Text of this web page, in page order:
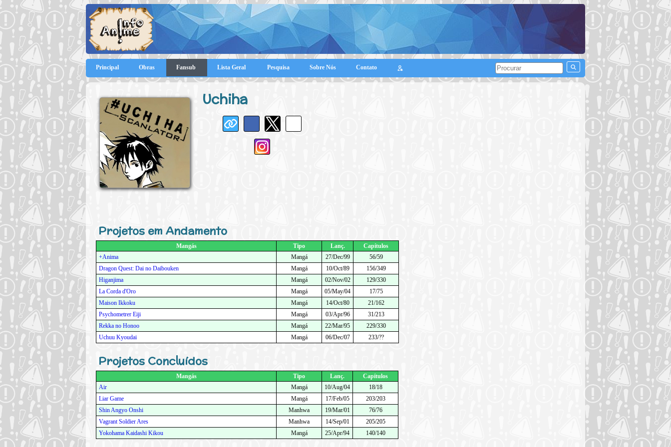
Principal Obras Fansub Lista Geral Pesquisa Sobre Nós Contato
Uchiha
Projetos em Andamento
Mangás Tipo Lanç.
Capítulos
+Anima
Mangá 27/Dec/99
56/59
Dragon Quest: Dai no Daibouken
Mangá 10/Oct/89
156/349
Higanjima
Mangá 02/Nov/02
129/330
La Corda d'Oro
Mangá 05/May/04
17/75
Maison Ikkoku
Mangá 14/Oct/80
21/162
Psychometrer Eiji
Mangá 03/Apr/96
31/213
Rekka no Honoo
Mangá 22/Mar/95
229/330
Uchuu Kyoudai
Mangá 06/Dec/07 233/??
Projetos Concluídos
Mangás Tipo Lanç.
Capítulos
Air
Mangá 10/Aug/04
18/18
Liar Game
Mangá 17/Feb/05
203/203
Shin Angyo Onshi
Manhwa 19/Mar/01
76/76
Vagrant Soldier Ares
Manhwa 14/Sep/01
205/205
Yokohama Kaidashi Kikou
Mangá 25/Apr/94 140/140